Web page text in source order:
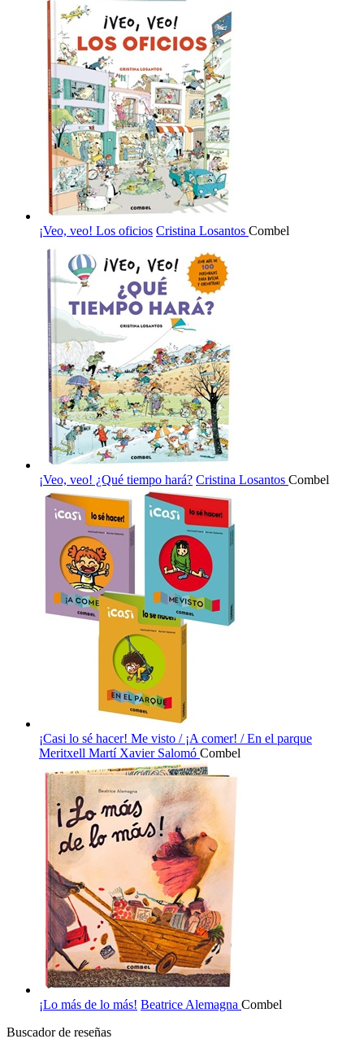
¡Veo, veo! Los oficios Cristina Losantos Combel
¡Veo, veo! ¿Qué tiempo hará? Cristina Losantos Combel
¡Casi lo sé hacer! Me visto / ¡A comer! / En el parque
Meritxell Martí Xavier Salomó Combel
¡Lo más de lo más! Beatrice Alemagna Combel
Buscador de reseñas